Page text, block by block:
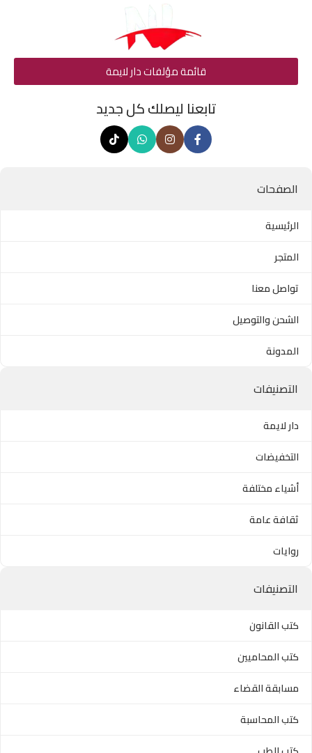
قائمة مؤلفات دار لايمة
تابعنا ليصلك كل جديد
الصفحات
الرئيسية
المتجر
تواصل معنا
الشحن والتوصيل
المدونة
التصنيفات
دار لايمة
التخفيضات
أشياء مختلفة
ثقافة عامة
روايات
التصنيفات
كتب القانون
كتب المحاميين
مسابقة القضاء
كتب المحاسبة